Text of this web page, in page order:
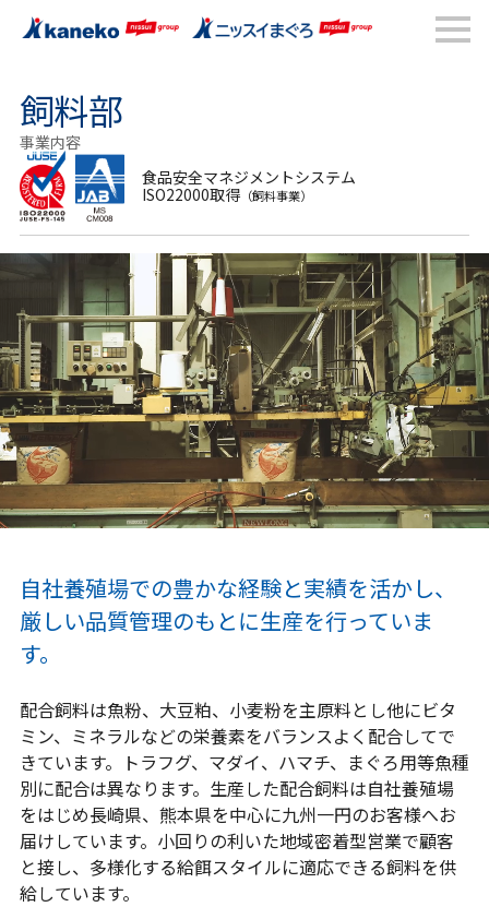
飼料部
事業内容
食品安全マネジメントシステム
ISO22000取得（飼料事業）
自社養殖場での豊かな経験と実績を活かし、
厳しい品質管理のもとに生産を行っていま
す。
配合飼料は魚粉、大豆粕、小麦粉を主原料とし他にビタ
ミン、ミネラルなどの栄養素をバランスよく配合してで
きています。トラフグ、マダイ、ハマチ、まぐろ用等魚種
別に配合は異なります。生産した配合飼料は自社養殖場
をはじめ長崎県、熊本県を中心に九州一円のお客様へお
届けしています。小回りの利いた地域密着型営業で顧客
と接し、多様化する給餌スタイルに適応できる飼料を供
給しています。